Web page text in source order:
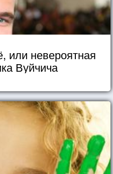
или невероятная
Вуйчича